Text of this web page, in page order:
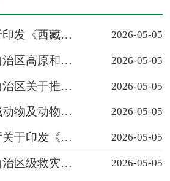
“黑名单”管理办法》 的通知 2026-05-05
定办法（试行）》的通知 2026-05-05
作的指导意见》的通知 2026-05-05
指定通道管理的通告 2026-05-05
）》《西藏农畜产品区域公用品牌建设... 2026-05-05
理办法（试行）》的通知 2026-05-05